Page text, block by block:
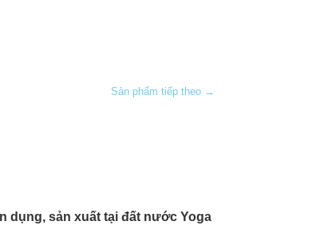
Sản phẩm tiếp theo →
dụng, sản xuất tại đất nước Yoga